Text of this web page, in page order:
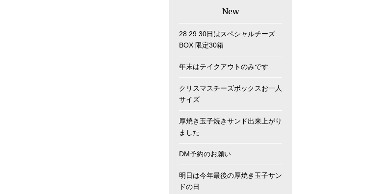
New
28.29.30日はスペシャルチーズ
BOX 限定30箱
年末はテイクアウトのみです
クリスマスチーズボックスお一人
サイズ
厚焼き玉子焼きサンド出来上がり
ました
DM予約のお願い
明日は今年最後の厚焼き玉子サン
ドの日